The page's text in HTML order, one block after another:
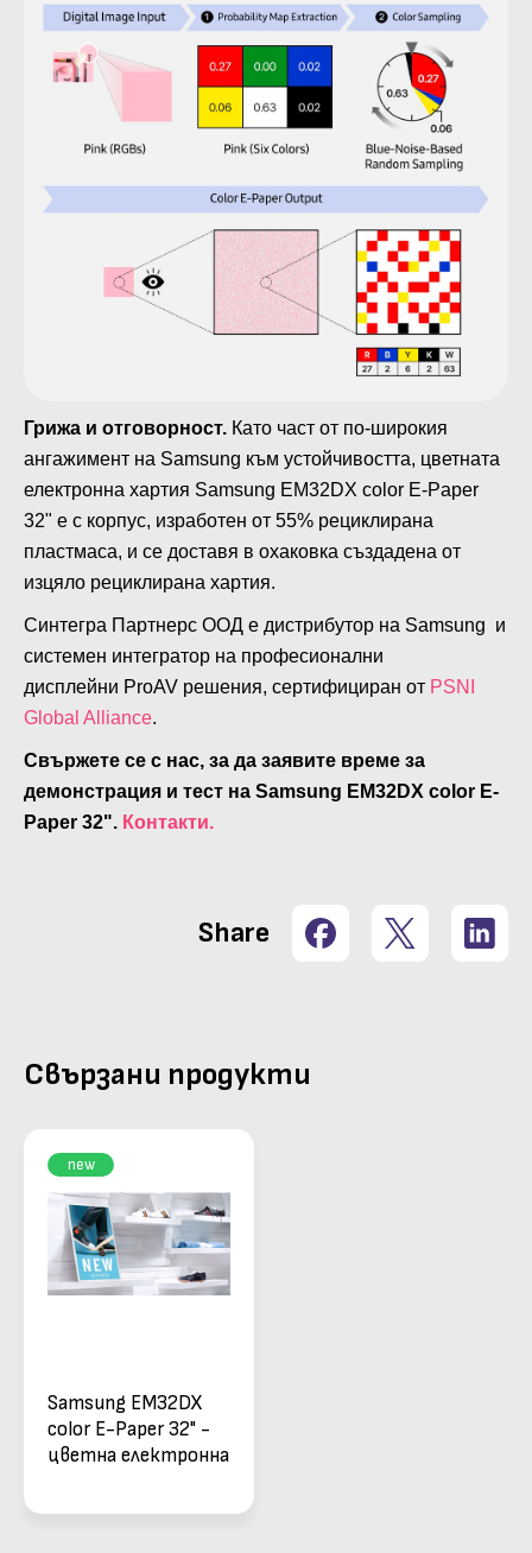
Грижа и отговорност. Като част от по-широкия
ангажимент на Samsung към устойчивостта, цветната
електронна хартия Samsung EM32DX color E-Paper
32" е с корпус, изработен от 55% рециклирана
пластмаса, и се доставя в охаковка създадена от
изцяло рециклирана хартия.
Синтегра Партнерс ООД е дистрибутор на Samsung и
системен интегратор на професионални
дисплейни ProAV решения, сертифициран от PSNI
Global Alliance.
Свържете се с нас, за да заявите време за
демонстрация и тест на Samsung EM32DX color E-
Paper 32". Контакти.
Share
Свързани продукти
new
Samsung EM32DX
color E-Paper 32" -
цветна електронна